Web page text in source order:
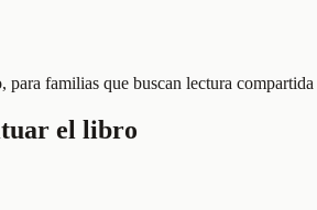
familias que buscan lectura
el libro